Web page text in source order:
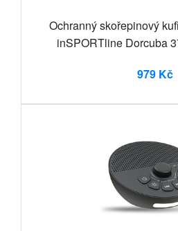
Ochranný skořepinový
inSPORTline Dorcuba
979 Kč